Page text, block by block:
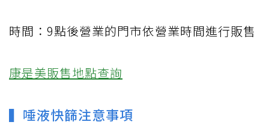
時間：9點後營業的門市依營業時間進行販售
康是美販售地點查詢
▍唾液快篩注意事項